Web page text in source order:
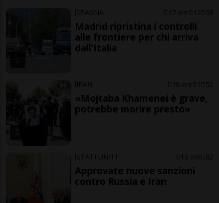
SPAGNA 17 ore 12 98
Madrid ripristina i controlli
alle frontiere per chi arriva
dall'Italia
IRAN 18 ore 1 52
«Mojtaba Khamenei è grave,
potrebbe morire presto»
STATI UNITI 19 ore 82
Approvate nuove sanzioni
contro Russia e Iran